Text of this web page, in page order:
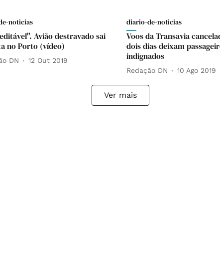
noticias
Avião destravado sai
no Porto (vídeo)
DN 12 Out 2019
diario-de-noticias
Voos da Transavia
dois dias deixam
indignados
Redação DN 10 Ago 2019
Ver mais